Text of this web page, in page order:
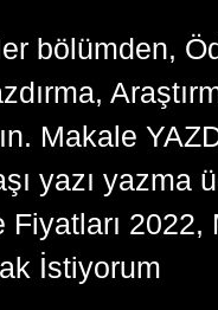
bölümden,
Makale
yazı yazma
İstiyorum